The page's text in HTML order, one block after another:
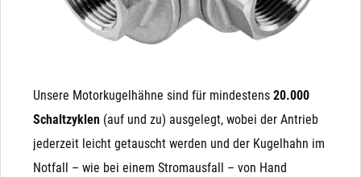
Batterie) von Alleine zurück.
Unsere Motorkugelhähne sind für mindestens 20.000
Schaltzyklen (auf und zu) ausgelegt, wobei der Antrieb
jederzeit leicht getauscht werden und der Kugelhahn im
Notfall – wie bei einem Stromausfall – von Hand